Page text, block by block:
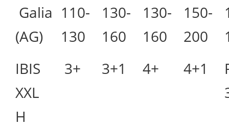
Galia
(AG)
110-
130
130-
160
130-
160
150-
200
IBIS
XXL
H
3+ 3+1 4+ 4+1